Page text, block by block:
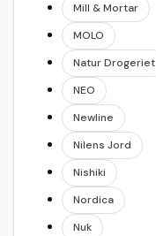
Mill & Mortar
MOLO
Natur Drogeriet
NEO
Newline
Nilens Jord
Nishiki
Nordica
Nuk